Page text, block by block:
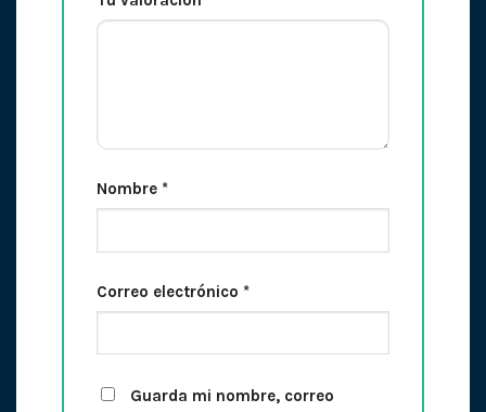
Nombre *
Correo electrónico *
Guarda mi nombre, correo